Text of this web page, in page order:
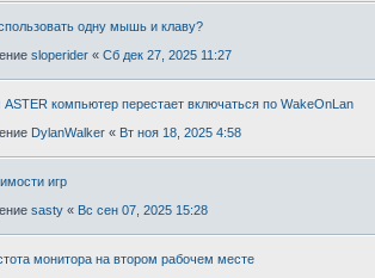
одну мышь и клаву?
sloperider « Сб дек 27, 2025 11:27
компьютер перестает включаться по WakeOnLan
DylanWalker « Вт ноя 18, 2025 4:58
игр
sasty « Вс сен 07, 2025 15:28
монитора на втором рабочем месте